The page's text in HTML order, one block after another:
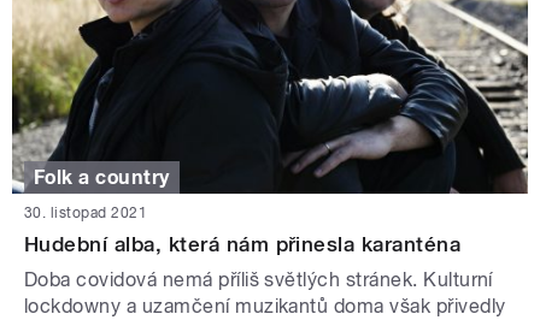
Folk a country
30. listopad 2021
Hudební alba, která nám přinesla karanténa
Doba covidová nemá příliš světlých stránek. Kulturní
lockdowny a uzamčení muzikantů doma však přivedly